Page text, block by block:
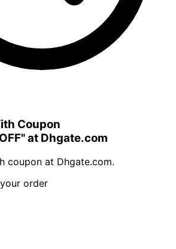
Coupon
at Dhgate.com
coupon at Dhgate.com.
order